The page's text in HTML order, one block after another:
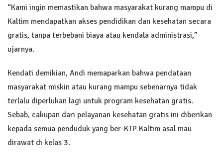
“Kami ingin memastikan bahwa masyarakat kurang mampu di
Kaltim mendapatkan akses pendidikan dan kesehatan secara
gratis, tanpa terbebani biaya atau kendala administrasi,”
ujarnya.
Kendati demikian, Andi memaparkan bahwa pendataan
masyarakat miskin atau kurang mampu sebenarnya tidak
terlalu diperlukan lagi untuk program kesehatan gratis.
Sebab, cakupan dari pelayanan kesehatan gratis ini diberikan
kepada semua penduduk yang ber-KTP Kaltim asal mau
dirawat di kelas 3.